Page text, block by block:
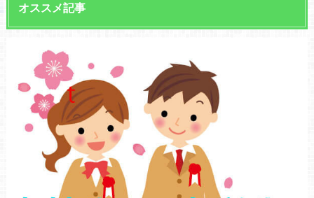
オススメ記事